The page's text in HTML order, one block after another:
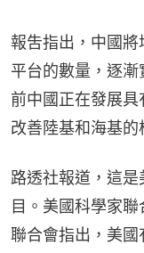
報吿指出，中國
平台的數量，逐
前中國正在發展
改善陸基和海基的
路透社報道，這
目。美國科學家
聯合會指出，美